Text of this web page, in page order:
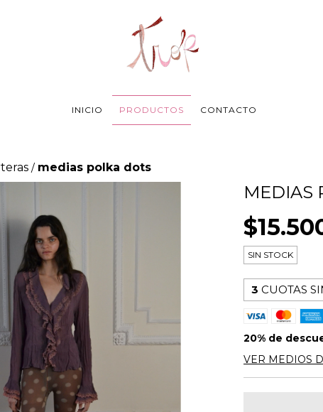
INICIO PRODUCTOS CONTACTO
/ medias polka dots
MEDIAS
SIN STOCK
3 CUOTAS
20% de
VER MEDIOS